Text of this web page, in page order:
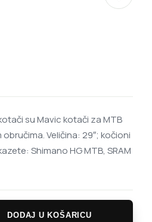
su Mavic kotači za MTB
Veličina: 29″; kočioni
Shimano HG MTB, SRAM
kotači količina
DODAJ U KOŠARICU